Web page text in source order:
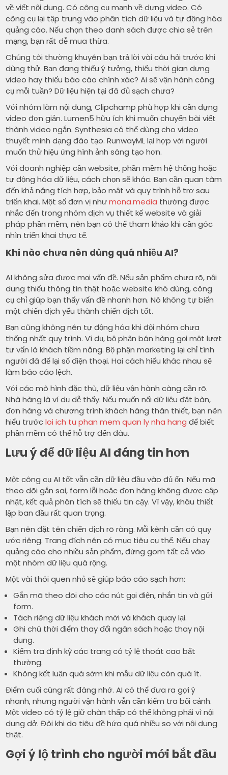
về viết nội dung. Có công cụ mạnh về dựng video. Có
công cụ lại tập trung vào phân tích dữ liệu và tự động hóa
quảng cáo. Nếu chọn theo danh sách được chia sẻ trên
mạng, bạn rất dễ mua thừa.
Chúng tôi thường khuyên bạn trả lời vài câu hỏi trước khi
dùng thử. Bạn đang thiếu ý tưởng, thiếu thời gian dựng
video hay thiếu báo cáo chính xác? Ai sẽ vận hành công
cụ mỗi tuần? Dữ liệu hiện tại đã đủ sạch chưa?
Với nhóm làm nội dung, Clipchamp phù hợp khi cần dựng
video đơn giản. Lumen5 hữu ích khi muốn chuyển bài viết
thành video ngắn. Synthesia có thể dùng cho video
thuyết minh dạng đào tạo. RunwayML lại hợp với người
muốn thử hiệu ứng hình ảnh sáng tạo hơn.
Với doanh nghiệp cần website, phần mềm hệ thống hoặc
tự động hóa dữ liệu, cách chọn sẽ khác. Bạn cần quan tâm
đến khả năng tích hợp, bảo mật và quy trình hỗ trợ sau
triển khai. Một số đơn vị nhưmona.media thường được
nhắc đến trong nhóm dịch vụ thiết kế website và giải
pháp phần mềm, nên bạn có thể tham khảo khi cần góc
nhìn triển khai thực tế.
Khi nào chưa nên dùng quá nhiều AI?
AI không sửa được mọi vấn đề. Nếu sản phẩm chưa rõ, nội
dung thiếu thông tin thật hoặc website khó dùng, công
cụ chỉ giúp bạn thấy vấn đề nhanh hơn. Nó không tự biến
một chiến dịch yếu thành chiến dịch tốt.
Bạn cũng không nên tự động hóa khi đội nhóm chưa
thống nhất quy trình. Ví dụ, bộ phận bán hàng gọi một lượt
tư vấn là khách tiềm năng. Bộ phận marketing lại chỉ tính
người đã để lại số điện thoại. Hai cách hiểu khác nhau sẽ
làm báo cáo lệch.
Với các mô hình đặc thù, dữ liệu vận hành càng cần rõ.
Nhà hàng là ví dụ dễ thấy. Nếu muốn nối dữ liệu đặt bàn,
đơn hàng và chương trình khách hàng thân thiết, bạn nên
hiểu trướcloi ich tu phan mem quan ly nha hang để biết
phần mềm có thể hỗ trợ đến đâu.
Lưu ý để dữ liệu AI đáng tin hơn
Một công cụ AI tốt vẫn cần dữ liệu đầu vào đủ ổn. Nếu mã
theo dõi gắn sai, form lỗi hoặc đơn hàng không được cập
nhật, kết quả phân tích sẽ thiếu tin cậy. Vì vậy, khâu thiết
lập ban đầu rất quan trọng.
Bạn nên đặt tên chiến dịch rõ ràng. Mỗi kênh cần có quy
ước riêng. Trang đích nên có mục tiêu cụ thể. Nếu chạy
quảng cáo cho nhiều sản phẩm, đừng gom tất cả vào
một nhóm dữ liệu quá rộng.
Một vài thói quen nhỏ sẽ giúp báo cáo sạch hơn:
Gắn mã theo dõi cho các nút gọi điện, nhắn tin và gửi
form.
Tách riêng dữ liệu khách mới và khách quay lại.
Ghi chú thời điểm thay đổi ngân sách hoặc thay nội
dung.
Kiểm tra định kỳ các trang có tỷ lệ thoát cao bất
thường.
Không kết luận quá sớm khi mẫu dữ liệu còn quá ít.
Điểm cuối cùng rất đáng nhớ. AI có thể đưa ra gợi ý
nhanh, nhưng người vận hành vẫn cần kiểm tra bối cảnh.
Một video có tỷ lệ giữ chân thấp có thể không phải vì nội
dung dở. Đôi khi do tiêu đề hứa quá nhiều so với nội dung
thật.
Gợi ý lộ trình cho người mới bắt đầu